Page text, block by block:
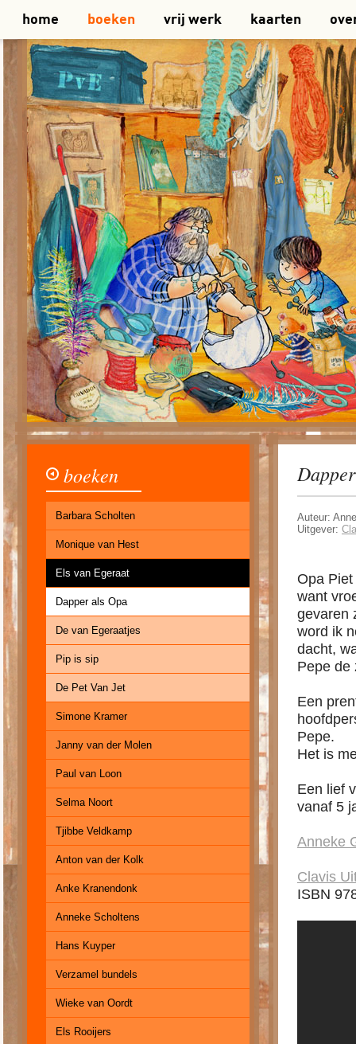
home boeken vrij werk kaarten
boeken
Barbara Scholten
Monique van Hest
Els van Egeraat
Dapper als Opa
De van Egeraatjes
Pip is sip
De Pet Van Jet
Simone Kramer
Janny van der Molen
Paul van Loon
Selma Noort
Tjibbe Veldkamp
Anton van der Kolk
Anke Kranendonk
Anneke Scholtens
Hans Kuyper
Verzamel bundels
Wieke van Oordt
Els Rooijers
Auteur:
Uitgever:
Opa
want
gevaren
word ik
dacht,
Pepe de
Een
Pepe.
Het is
Een lief
vanaf 5
Anneke
Clavis
ISBN